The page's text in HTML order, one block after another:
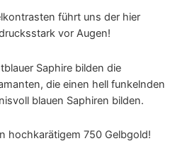
führt uns der hier
vor Augen!
Saphire bilden die
die einen hell funkelnden
blauen Saphiren bilden.
hochkarätigem 750 Gelbgold!